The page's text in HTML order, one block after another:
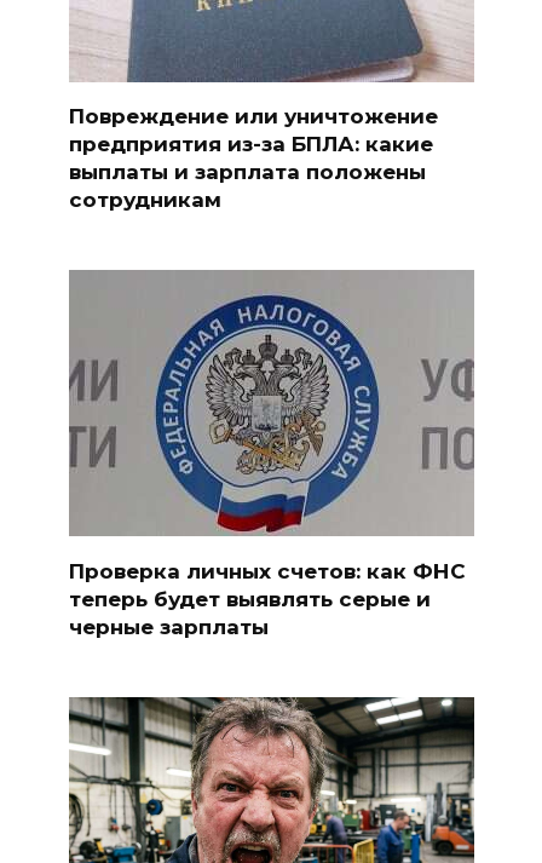
Повреждение или уничтожение
предприятия из-за БПЛА: какие
выплаты и зарплата положены
сотрудникам
Проверка личных счетов: как ФНС
теперь будет выявлять серые и
черные зарплаты